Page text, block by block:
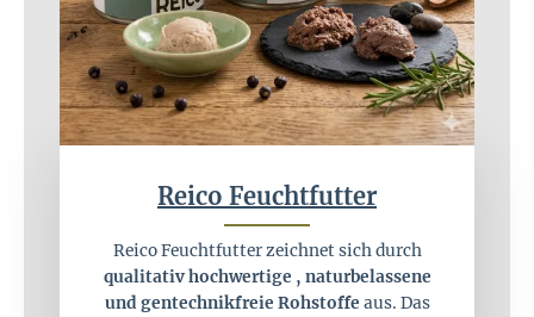
Reico Feuchtfutter
Reico Feuchtfutter zeichnet sich durch
qualitativ hochwertige , naturbelassene
und gentechnikfreie Rohstoffe aus. Das